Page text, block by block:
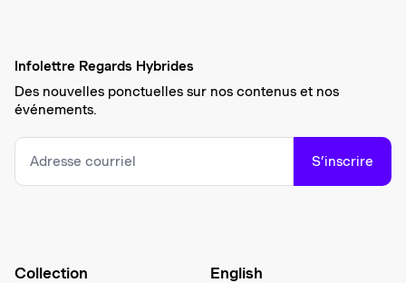
Infolettre Regards Hybrides
Des nouvelles ponctuelles sur nos contenus et nos
événements.
S’inscrire
Collection
English